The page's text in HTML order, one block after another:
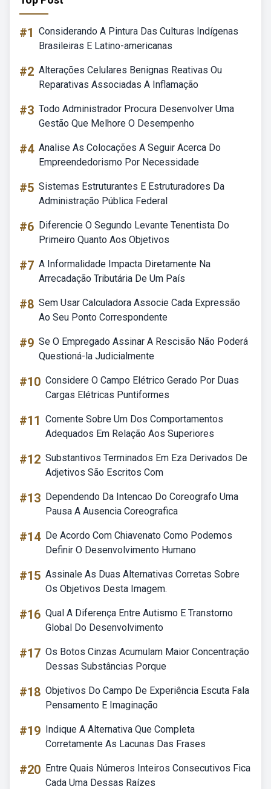
#1 Considerando A Pintura Das Culturas Indígenas
Brasileiras E Latino-americanas
#2 Alterações Celulares Benignas Reativas Ou
Reparativas Associadas A Inflamação
#3 Todo Administrador Procura Desenvolver Uma
Gestão Que Melhore O Desempenho
#4 Analise As Colocações A Seguir Acerca Do
Empreendedorismo Por Necessidade
#5 Sistemas Estruturantes E Estruturadores Da
Administração Pública Federal
#6 Diferencie O Segundo Levante Tenentista Do
Primeiro Quanto Aos Objetivos
#7 A Informalidade Impacta Diretamente Na
Arrecadação Tributária De Um País
#8 Sem Usar Calculadora Associe Cada Expressão
Ao Seu Ponto Correspondente
#9 Se O Empregado Assinar A Rescisão Não Poderá
Questioná-la Judicialmente
#10 Considere O Campo Elétrico Gerado Por Duas
Cargas Elétricas Puntiformes
#11 Comente Sobre Um Dos Comportamentos
Adequados Em Relação Aos Superiores
#12 Substantivos Terminados Em Eza Derivados De
Adjetivos São Escritos Com
#13 Dependendo Da Intencao Do Coreografo Uma
Pausa A Ausencia Coreografica
#14 De Acordo Com Chiavenato Como Podemos
Definir O Desenvolvimento Humano
#15 Assinale As Duas Alternativas Corretas Sobre
Os Objetivos Desta Imagem.
#16 Qual A Diferença Entre Autismo E Transtorno
Global Do Desenvolvimento
#17 Os Botos Cinzas Acumulam Maior Concentração
Dessas Substâncias Porque
#18 Objetivos Do Campo De Experiência Escuta Fala
Pensamento E Imaginação
#19 Indique A Alternativa Que Completa
Corretamente As Lacunas Das Frases
#20 Entre Quais Números Inteiros Consecutivos Fica
Cada Uma Dessas Raízes